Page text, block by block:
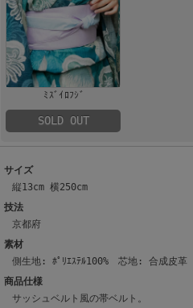
ﾐｽﾞｲﾛﾌｼﾞ
SOLD OUT
サイズ
縦13cm 横250cm
技法
京都府
素材
側生地: ﾎﾟﾘｴｽﾃﾙ100% 芯地: 合成皮革
商品仕様
サッシュベルト風の帯ベルト。